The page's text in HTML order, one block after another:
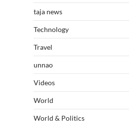
taja news
Technology
Travel
unnao
Videos
World
World & Politics